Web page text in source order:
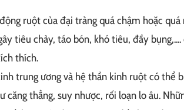
ruột của đại tràng quá chậm hoặc quá
tiêu chảy, táo bón, khó tiêu, đầy
thích.
trung ương và hệ thần kinh ruột có thể
căng thẳng, suy nhược, rối loạn lo âu.